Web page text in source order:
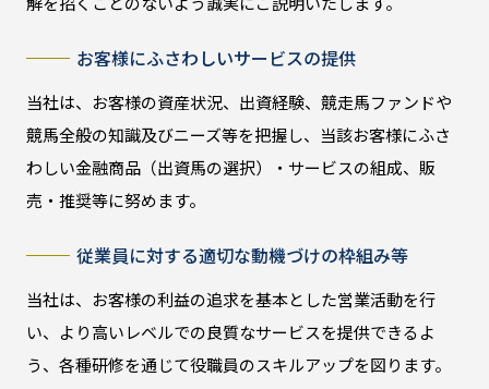
お客様にふさわしいサービスの提供
当社は、お客様の資産状況、出資経験、競走馬ファンドや
競馬全般の知識及びニーズ等を把握し、当該お客様にふさ
わしい金融商品（出資馬の選択）・サービスの組成、販
売・推奨等に努めます。
従業員に対する適切な動機づけの枠組み等
当社は、お客様の利益の追求を基本とした営業活動を行
い、より高いレベルでの良質なサービスを提供できるよ
う、各種研修を通じて役職員のスキルアップを図ります。